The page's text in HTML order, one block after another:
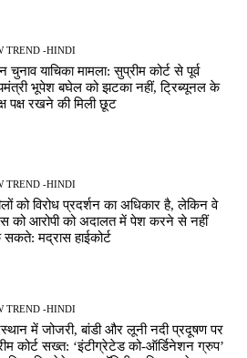
TREND -HINDI
चुनाव याचिका मामला: सुप्रीम कोर्ट से पूर्व
भूपेश बघेल को झटका नहीं, ट्रिब्यूनल के
पक्ष रखने की मिली छूट
TREND -HINDI
को विरोध प्रदर्शन का अधिकार है, लेकिन वे
को आरोपी को अदालत में पेश करने से नहीं
सकते: मद्रास हाईकोर्ट
TREND -HINDI
में जोजरी, बांडी और लूनी नदी प्रदूषण पर
कोर्ट सख्त: ‘इंटीग्रेटेड को-ऑर्डिनेशन ग्रुप’